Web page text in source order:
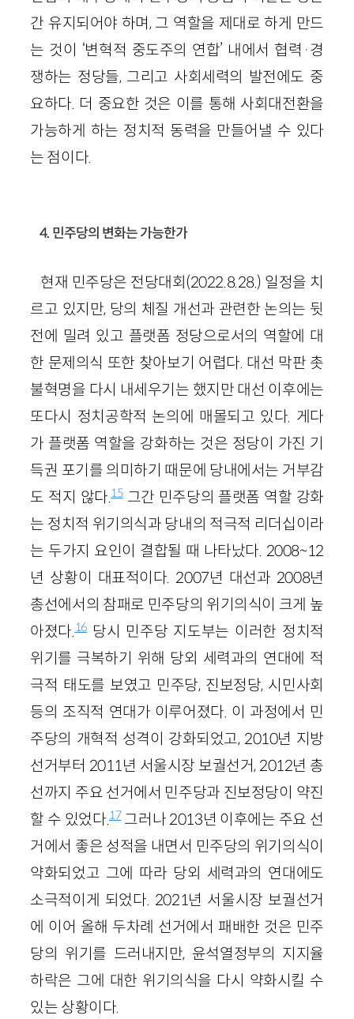
간 유지되어야 하며, 그 역할을 제대로 하게 만드
는 것이 ‘변혁적 중도주의 연합’ 내에서 협력·경
쟁하는 정당들, 그리고 사회세력의 발전에도 중
요하다. 더 중요한 것은 이를 통해 사회대전환을
가능하게 하는 정치적 동력을 만들어낼 수 있다
는 점이다.
4. 민주당의 변화는 가능한가
현재 민주당은 전당대회(2022.8.28.) 일정을 치
르고 있지만, 당의 체질 개선과 관련한 논의는 뒷
전에 밀려 있고 플랫폼 정당으로서의 역할에 대
한 문제의식 또한 찾아보기 어렵다. 대선 막판 촛
불혁명을 다시 내세우기는 했지만 대선 이후에는
또다시 정치공학적 논의에 매몰되고 있다. 게다
가 플랫폼 역할을 강화하는 것은 정당이 가진 기
득권 포기를 의미하기 때문에 당내에서는 거부감
도 적지 않다.15그간 민주당의 플랫폼 역할 강화
는 정치적 위기의식과 당내의 적극적 리더십이라
는 두가지 요인이 결합될 때 나타났다. 2008~12
년 상황이 대표적이다. 2007년 대선과 2008년
총선에서의 참패로 민주당의 위기의식이 크게 높
아졌다.16당시 민주당 지도부는 이러한 정치적
위기를 극복하기 위해 당외 세력과의 연대에 적
극적 태도를 보였고 민주당, 진보정당, 시민사회
등의 조직적 연대가 이루어졌다. 이 과정에서 민
주당의 개혁적 성격이 강화되었고, 2010년 지방
선거부터 2011년 서울시장 보궐선거, 2012년 총
선까지 주요 선거에서 민주당과 진보정당이 약진
할 수 있었다.17그러나 2013년 이후에는 주요 선
거에서 좋은 성적을 내면서 민주당의 위기의식이
약화되었고 그에 따라 당외 세력과의 연대에도
소극적이게 되었다. 2021년 서울시장 보궐선거
에 이어 올해 두차례 선거에서 패배한 것은 민주
당의 위기를 드러내지만, 윤석열정부의 지지율
하락은 그에 대한 위기의식을 다시 약화시킬 수
있는 상황이다.